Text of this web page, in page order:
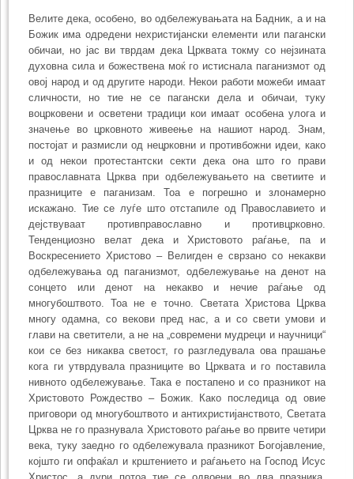
Велите дека, особено, во одбележувањата на Бадник, а и на
Божик има одре­дени нехристијански елементи или пагански
обичаи, но јас ви тврдам дека Црквата токму со нејзината
духовна сила и божествена моќ го истиснала паганизмот од
овој народ и од другите народи. Некои работи можеби имаат
сличности, но тие не се пагански дела и обичаи, туку
воцрковени и осветени традици кои имаат особена улога и
значење во црковното живеење на нашиот народ. Знам,
постојат и размисли од нецрковни и противбожни идеи, како
и од некои протестантски секти дека она што го прави
православната Црква при одбележувањето на светиите и
празниците е паганизам. Тоа е погрешно и злона­мерно
искажано. Тие се луѓе што отстапиле од Православието и
дејствуваат против­пра­вославно и противцрковно.
Тенденциозно велат дека и Христовото раѓање, па и
Воскресението Христово – Велигден е сврзано со некакви
одбележувања од пага­низ­мот, одбележување на денот на
сонцето или денот на некакво и нечие раѓање од
многубоштвото. Тоа не е точно. Светата Христова Црква
многу одамна, со векови пред нас, а и со свети умови и
глави на светители, а не на „современи мудреци и научници“
кои се без никаква светост, го разгледувала ова прашање
кога ги утврду­вала празниците во Црквата и го поставила
нивното одбеле­жување. Така е поста­пено и со празникот на
Христовото Рождество – Божик. Како последица од овие
приговори од многубоштвото и антихристијанството, Светата
Црква не го празну­вала Христовото раѓање во првите четири
века, туку заедно го одбележувала празни­кот Богојавление,
којшто ги опфаќал и крштението и раѓањето на Господ Исус